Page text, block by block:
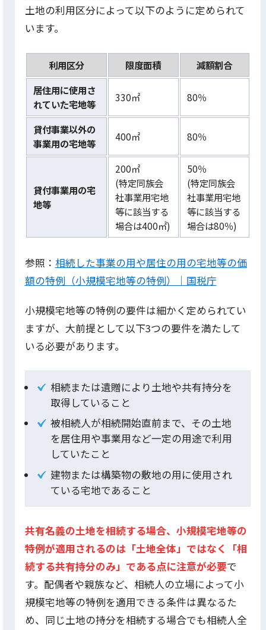
土地の利用区分によって以下のように定められて
います。
利用区分 限度面積
減額割合
居住用に使用さ
れていた宅地等
330㎡ 80％
貸付事業以外の
事業用の宅地等
400㎡ 80％
貸付事業用の宅
地等
200㎡
(特定同族会
社事業用宅地
等に該当する
場合は400㎡)
50％
(特定同族会
社事業用宅地
等に該当する
場合は80％)
参照： 相続した事業の用や居住の用の宅地等の価
額の特例（小規模宅地等の特例）｜国税庁
小規模宅地等の特例の要件は細かく定められてい
ますが、大前提として以下3つの要件を満たして
いる必要があります。
相続または遺贈により土地や共有持分を
取得していること
被相続人が相続開始直前まで、その土地
を居住用や事業用など一定の用途で利用
していたこと
建物または構築物の敷地の用に使用され
ている宅地であること
共有名義の土地を相続する場合、小規模宅地等の
特例が適用されるのは「土地全体」ではなく「相
続する共有持分のみ」である点に注意が必要で
す。配偶者や親族など、相続人の立場によって小
規模宅地等の特例を適用できる条件は異なるた
め、同じ土地の持分を相続する場合でも相続人全